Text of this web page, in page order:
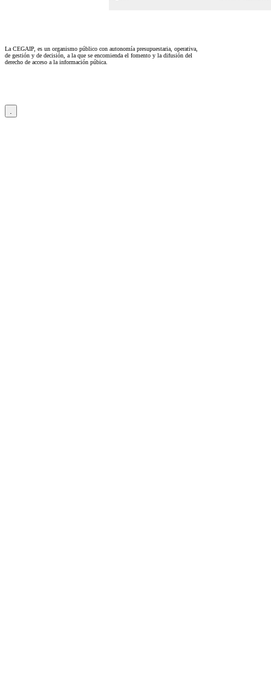
La CEGAIP, es un organismo público con autonomía presupuestaria, operativa,
de gestión y de decisión, a la que se encomienda el fomento y la difusión del
derecho de acceso a la información púbica.